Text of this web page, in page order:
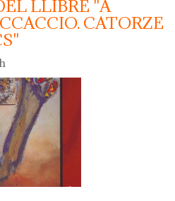
LLIBRE "A
CATORZE